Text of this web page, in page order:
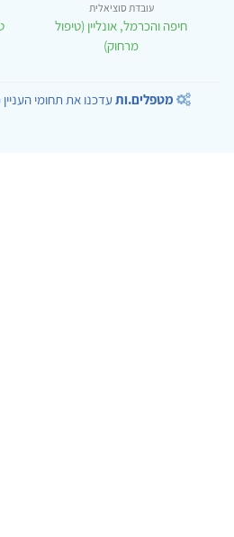
עובדת סוציאלית
חיפה והכרמל, אונליין (טיפול
מרחוק)
מטפלים.ותעדכנו את תחומי